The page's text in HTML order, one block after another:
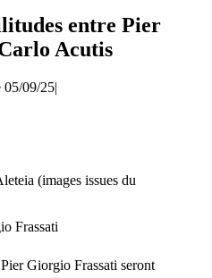
entre Pier
Acutis
05/09/25|
(images issues du
Frassati
Giorgio Frassati seront